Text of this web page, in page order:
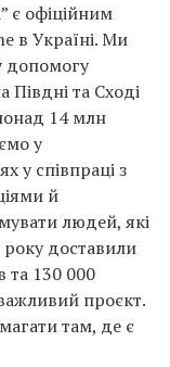
є офіційним
в Україні. Ми
допомогу
та Сході
14 млн
у
у співпраці з
й
людей, які
доставили
та 130 000
проєкт.
там, де є